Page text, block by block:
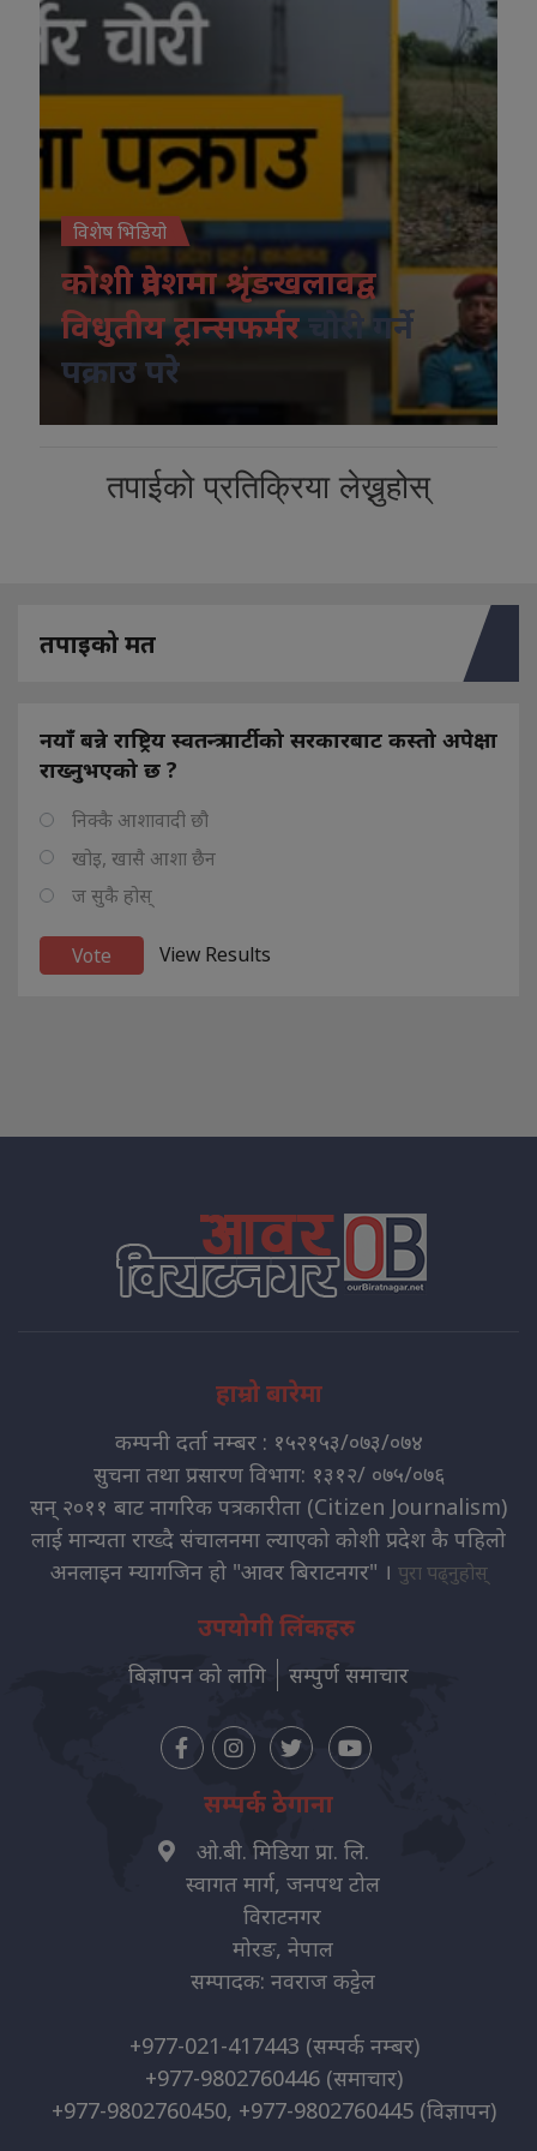
विशेष भिडियो
कोशी प्रदेशमा श्रृंङखलावद्व
विधुतीय ट्रान्सफर्मर
चोरी गर्ने
पक्राउ परे
तपाईको प्रतिक्रिया लेख्नुहोस्
तपाइको मत
नयाँ बन्ने राष्ट्रिय स्वतन्त्र पार्टीको सरकारबाट कस्तो अपेक्षा
राख्नुभएको छ ?
निक्कै आशावादी छौ
खोइ, खासै आशा छैन
ज सुकै होस्
View Results
हाम्रो बारेमा
कम्पनी दर्ता नम्बर : १५२१५३/०७३/०७४
सुचना तथा प्रसारण विभाग: १३१२/ ०७५/०७६
सन् २०११ बाट नागरिक पत्रकारीता (Citizen Journalism)
लाई मान्यता राख्दै संचालनमा ल्याएको कोशी प्रदेश कै पहिलो
अनलाइन म्यागजिन हो "आवर बिराटनगर" । पुरा पढ्नुहोस्
उपयोगी लिंकहरु
बिज्ञापन को लागि सम्पुर्ण समाचार
सम्पर्क ठेगाना
ओ.बी. मिडिया प्रा. लि.
स्वागत मार्ग, जनपथ टोल
विराटनगर
मोरङ, नेपाल
सम्पादक: नवराज कट्टेल
+977-021-417443 (सम्पर्क नम्बर)
+977-9802760446 (समाचार)
+977-9802760450, +977-9802760445 (विज्ञापन)